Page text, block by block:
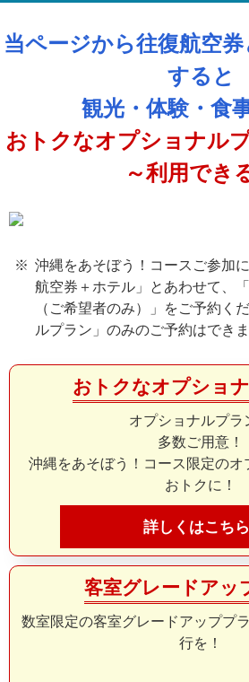
当ページから往復航空
すると
観光・体験・食
おトクなオプショナル
～利用でき
沖縄をあそぼう！コースご参加
航空券＋ホテル」とあわせて、
（ご希望者のみ）」をご予約く
ルプラン」のみのご予約はできま
おトクなオプショ
オプショナルプラ
多数ご用意！
沖縄をあそぼう！コース限定のオ
おトクに！
詳しくはこちら
客室グレードアッ
数室限定の客室グレードアッププ
行を！